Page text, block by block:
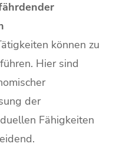
können zu
Hier sind
der
Fähigkeiten